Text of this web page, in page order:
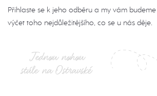
Přihlaste se k jeho odběru a my vám
výčet toho nejdůležitějšího, co se u nás děje.
Jednou nohou
stále na Ostravské